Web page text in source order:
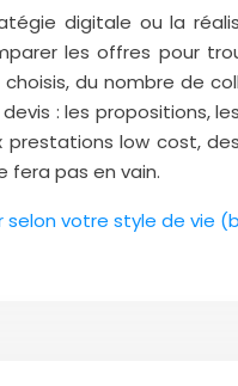
digitale ou la
les offres pour
du nombre de
: les propositions,
low cost,
fera pas en vain.
selon votre style de vie